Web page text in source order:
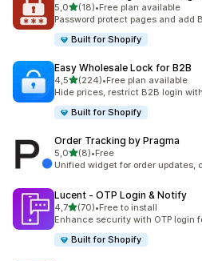
5,0av 5 stjerner
(18)
Totalt 18 omtaler
•Free plan available
Password protect pages and add
Built for Shopify
Easy Wholesale Lock for B2B
4,5av 5 stjerner
(224)
Totalt 224 omtaler
•Free plan available
Hide prices, restrict B2B login
Built for Shopify
Order Tracking by Pragma
5,0av 5 stjerner
(8)
Totalt 8 omtaler
•Free
Unified widget for order updates,
Lucent ‑ OTP Login & Notify
4,7av 5 stjerner
(70)
Totalt 70 omtaler
•Free to install
Enhance security with OTP login
Built for Shopify